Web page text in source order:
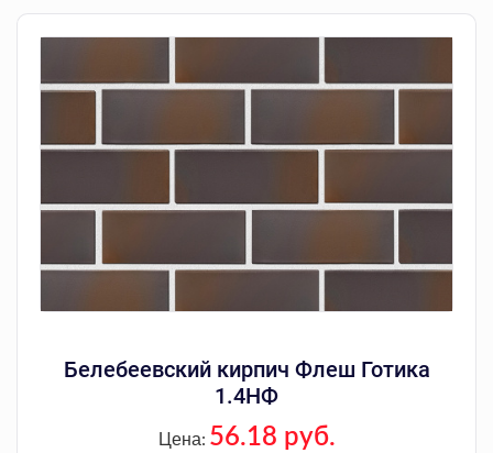
Белебеевский кирпич Флеш Готика
1.4НФ
Цена: 56.18 руб.